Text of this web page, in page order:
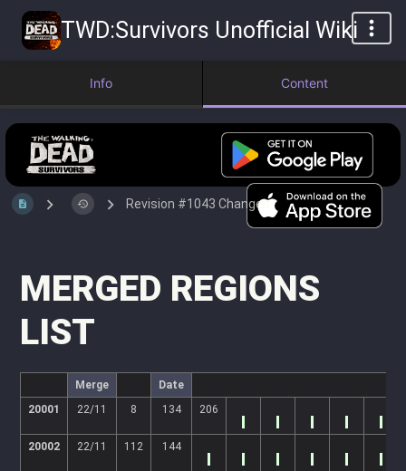
TWD:Survivors Unofficial Wiki
Info Content
Revision #1043 Changes
MERGED REGIONS
LIST
Merge
Date
20001
22/11 8 134 206
20002 22/11 112 144